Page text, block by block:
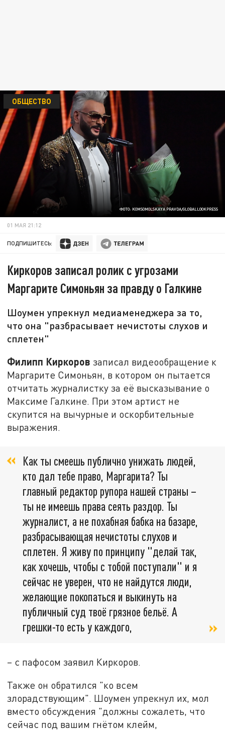
ФОТО: KOMSOMOLSKAYA PRAVDA/GLOBALLOOKPRESS
ОБЩЕСТВО
01 МАЯ 21:12
ПОДПИШИТЕСЬ:
Киркоров записал ролик с угрозами
Маргарите Симоньян за правду о Галкине
Шоумен упрекнул медиаменеджера за то,
что она "разбрасывает нечистоты слухов и
сплетен"
Филипп Киркоров записал видеообращение к
Маргарите Симоньян, в котором он пытается
отчитать журналистку за её высказывание о
Максиме Галкине. При этом артист не
скупится на вычурные и оскорбительные
выражения.
Как ты смеешь публично унижать людей,
кто дал тебе право, Маргарита? Ты
главный редактор рупора нашей страны –
ты не имеешь права сеять раздор. Ты
журналист, а не похабная бабка на базаре,
разбрасывающая нечистоты слухов и
сплетен. Я живу по принципу "делай так,
как хочешь, чтобы с тобой поступали" и я
сейчас не уверен, что не найдутся люди,
желающие покопаться и выкинуть на
публичный суд твоё грязное бельё. А
грешки-то есть у каждого,
– с пафосом заявил Киркоров.
Также он обратился "ко всем
злорадствующим". Шоумен упрекнул их, мол
вместо обсуждения "должны сожалеть, что
сейчас под вашим гнётом клейм,